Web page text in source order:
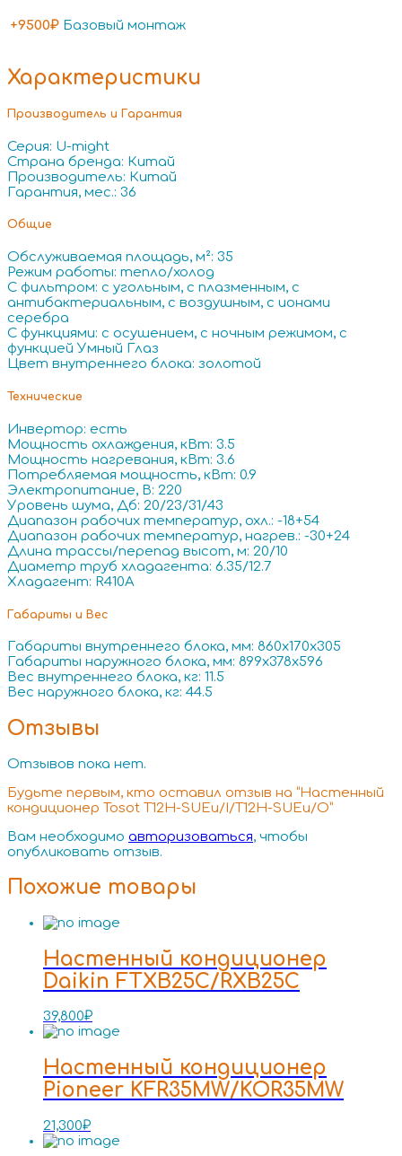
+9500₽ Базовый монтаж
Характеристики
Производитель и Гарантия
Серия: U-might
Страна бренда: Китай
Производитель: Китай
Гарантия, мес.: 36
Общие
Обслуживаемая площадь, м²: 35
Режим работы: тепло/холод
С фильтром: с угольным, с плазменным, с
антибактериальным, с воздушным, с ионами
серебра
С функциями: с осушением, с ночным режимом, с
функцией Умный Глаз
Цвет внутреннего блока: золотой
Технические
Инвертор: есть
Мощность охлаждения, кВт: 3.5
Мощность нагревания, кВт: 3.6
Потребляемая мощность, кВт: 0.9
Электропитание, В: 220
Уровень шума, Дб: 20/23/31/43
Диапазон рабочих температур, охл.: -18+54
Диапазон рабочих температур, нагрев.: -30+24
Длина трассы/перепад высот, м: 20/10
Диаметр труб хладагента: 6.35/12.7
Хладагент: R410A
Габариты и Вес
Габариты внутреннего блока, мм: 860x170x305
Габариты наружного блока, мм: 899x378x596
Вес внутреннего блока, кг: 11.5
Вес наружного блока, кг: 44.5
Отзывы
Отзывов пока нет.
Будьте первым, кто оставил отзыв на “Настенный
кондиционер Tosot T12H-SUEu/I/T12H-SUEu/O”
Вам необходимо авторизоваться, чтобы
опубликовать отзыв.
Похожие товары
Настенный кондиционер
Daikin FTXB25C/RXB25C
39,800₽
Настенный кондиционер
Pioneer KFR35MW/KOR35MW
21,300₽